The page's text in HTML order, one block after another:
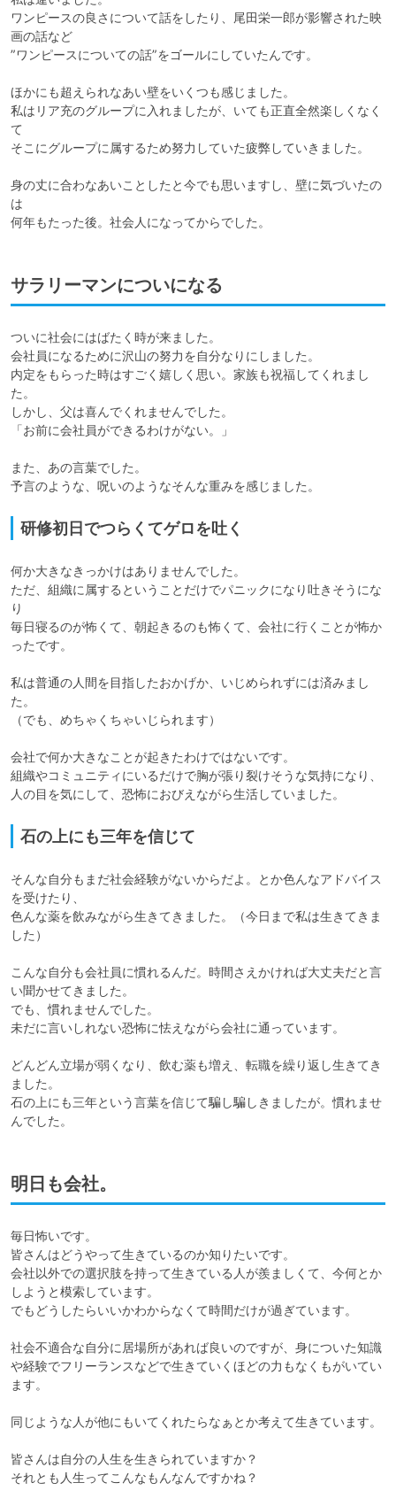
ワンピースの良さについて話をしたり、尾田栄一郎が影響された映
画の話など
”ワンピースについての話”をゴールにしていたんです。
ほかにも超えられなあい壁をいくつも感じました。
私はリア充のグループに入れましたが、いても正直全然楽しくなく
て
そこにグループに属するため努力していた疲弊していきました。
身の丈に合わなあいことしたと今でも思いますし、壁に気づいたの
は
何年もたった後。社会人になってからでした。
サラリーマンについになる
ついに社会にはばたく時が来ました。
会社員になるために沢山の努力を自分なりにしました。
内定をもらった時はすごく嬉しく思い。家族も祝福してくれまし
た。
しかし、父は喜んでくれませんでした。
「お前に会社員ができるわけがない。」
また、あの言葉でした。
予言のような、呪いのようなそんな重みを感じました。
研修初日でつらくてゲロを吐く
何か大きなきっかけはありませんでした。
ただ、組織に属するということだけでパニックになり吐きそうにな
り
毎日寝るのが怖くて、朝起きるのも怖くて、会社に行くことが怖か
ったです。
私は普通の人間を目指したおかげか、いじめられずには済みまし
た。
（でも、めちゃくちゃいじられます）
会社で何か大きなことが起きたわけではないです。
組織やコミュニティにいるだけで胸が張り裂けそうな気持になり、
人の目を気にして、恐怖におびえながら生活していました。
石の上にも三年を信じて
そんな自分もまだ社会経験がないからだよ。とか色んなアドバイス
を受けたり、
色んな薬を飲みながら生きてきました。（今日まで私は生きてきま
した）
こんな自分も会社員に慣れるんだ。時間さえかければ大丈夫だと言
い聞かせてきました。
でも、慣れませんでした。
未だに言いしれない恐怖に怯えながら会社に通っています。
どんどん立場が弱くなり、飲む薬も増え、転職を繰り返し生きてき
ました。
石の上にも三年という言葉を信じて騙し騙しきましたが。慣れませ
んでした。
明日も会社。
毎日怖いです。
皆さんはどうやって生きているのか知りたいです。
会社以外での選択肢を持って生きている人が羨ましくて、今何とか
しようと模索しています。
でもどうしたらいいかわからなくて時間だけが過ぎています。
社会不適合な自分に居場所があれば良いのですが、身についた知識
や経験でフリーランスなどで生きていくほどの力もなくもがいてい
ます。
同じような人が他にもいてくれたらなぁとか考えて生きています。
皆さんは自分の人生を生きられていますか？
それとも人生ってこんなもんなんですかね？